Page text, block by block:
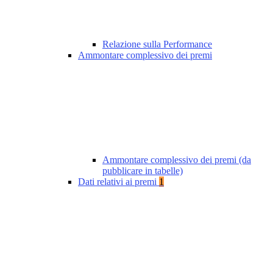
Relazione sulla Performance
Ammontare complessivo dei premi
Ammontare complessivo dei premi (da
pubblicare in tabelle)
Dati relativi ai premi 1